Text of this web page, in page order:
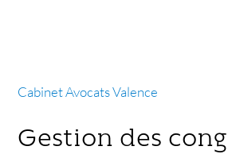
Cabinet Avocats Valence
Gestion des